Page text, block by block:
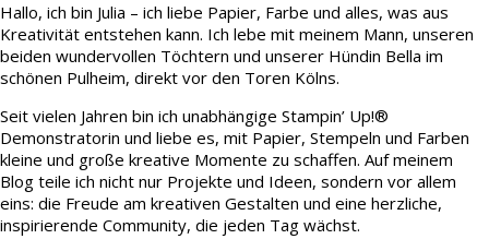
Hallo, ich bin Julia – ich liebe Papier, Farbe und alles, was aus
Kreativität entstehen kann. Ich lebe mit meinem Mann, unseren
beiden wundervollen Töchtern und unserer Hündin Bella im
schönen Pulheim, direkt vor den Toren Kölns.
Seit vielen Jahren bin ich unabhängige Stampin’ Up!®
Demonstratorin und liebe es, mit Papier, Stempeln und Farben
kleine und große kreative Momente zu schaffen. Auf meinem
Blog teile ich nicht nur Projekte und Ideen, sondern vor allem
eins: die Freude am kreativen Gestalten und eine herzliche,
inspirierende Community, die jeden Tag wächst.